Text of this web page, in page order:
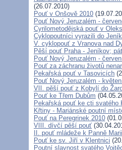
(26.07.2010)
Pouť v Onšově 2010
Pouť Nový Jeruzalém -
Cyrilometodějská pouť v
Cyklopoutníci vyrazili do
V. cyklopouť z Vranova nad
Pěší pouť Praha - Jeníkov;
Pouť Nový Jeruzalém -
Pouť za záchranu životů
Pekařská pouť v Tasovicích
Pouť Nový Jeruzalém -
VII. pěší pouť z Kobylí do
Pouť ke Třem Dubům
Pekařská pouť ke cti svatého
Křtiny - Mariánské poutní
Pouť na Peregrinek 2010
VIII. dívčí pěší pouť
II. pouť mládeže k Panně
Pouť ke sv. Jiří v Klentnici
Poutní slavnost svatého